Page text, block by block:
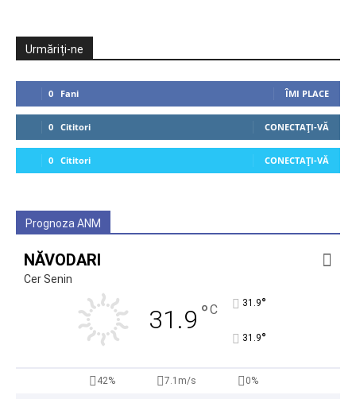
Urmăriți-ne
0 Fani ÎMI PLACE
0 Cititori CONECTAȚI-VĂ
0 Cititori CONECTAȚI-VĂ
Prognoza ANM
NĂVODARI
Cer Senin
31.9 °C 31.9°
31.9°
42% 7.1m/s 0%